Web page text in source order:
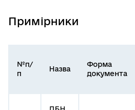
Примірники
№п/
п
Назва
Форма
документа